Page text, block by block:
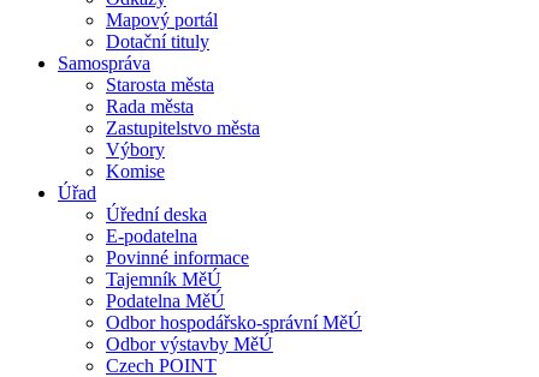
Mapový portál
Dotační tituly
Samospráva
Starosta města
Rada města
Zastupitelstvo města
Výbory
Komise
Úřad
Úřední deska
E-podatelna
Povinné informace
Tajemník MěÚ
Podatelna MěÚ
Odbor hospodářsko-správní MěÚ
Odbor výstavby MěÚ
Czech POINT